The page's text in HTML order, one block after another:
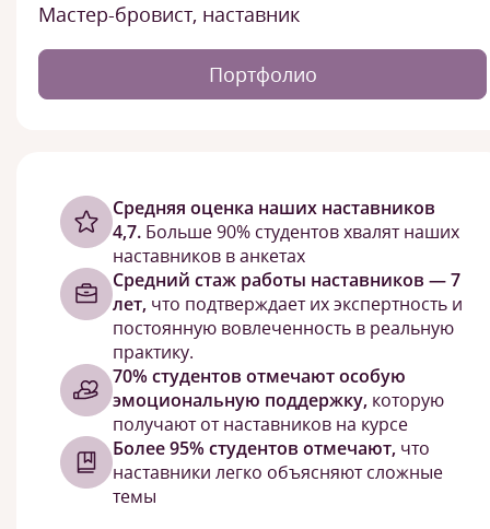
Мастер-бровист, наставник
Портфолио
Cредняя оценка наших наставников
4,7. Больше 90% студентов хвалят наших
наставников в анкетах
Средний стаж работы наставников — 7
лет, что подтверждает их экспертность и
постоянную вовлеченность в реальную
практику.
70% студентов отмечают особую
эмоциональную поддержку, которую
получают от наставников на курсе
Более 95% студентов отмечают, что
наставники легко объясняют сложные
темы